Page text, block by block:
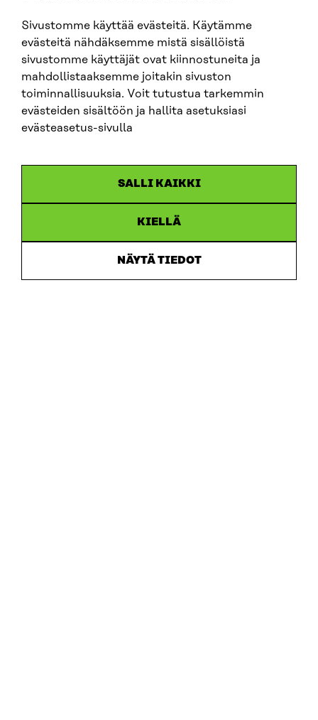
Sivustomme käyttää evästeitä. Käytämme
evästeitä nähdäksemme mistä sisällöistä
sivustomme käyttäjät ovat kiinnostuneita ja
mahdollistaaksemme joitakin sivuston
toiminnallisuuksia. Voit tutustua tarkemmin
evästeiden sisältöön ja hallita asetuksiasi
evästeasetus-sivulla
SALLI KAIKKI
KIELLÄ
NÄYTÄ TIEDOT
ARTIKEL
Miljöpolitikexperten Kimmo Tiilikainen stärker